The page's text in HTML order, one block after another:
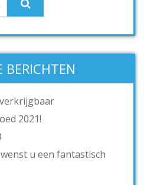
BERICHTEN
2021!
u een fantastisch